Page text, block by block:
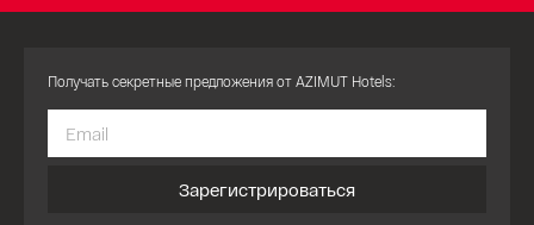
Получать секретные предложения от AZIMUT Hotels:
Зарегистрироваться